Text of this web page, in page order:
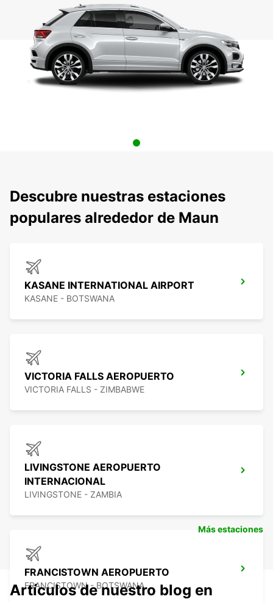
Descubre nuestras estaciones
populares alrededor de Maun
KASANE INTERNATIONAL AIRPORT
KASANE - BOTSWANA
VICTORIA FALLS AEROPUERTO
VICTORIA FALLS - ZIMBABWE
LIVINGSTONE AEROPUERTO
INTERNACIONAL
LIVINGSTONE - ZAMBIA
FRANCISTOWN AEROPUERTO
FRANCISTOWN - BOTSWANA
Más estaciones
Artículos de nuestro blog en